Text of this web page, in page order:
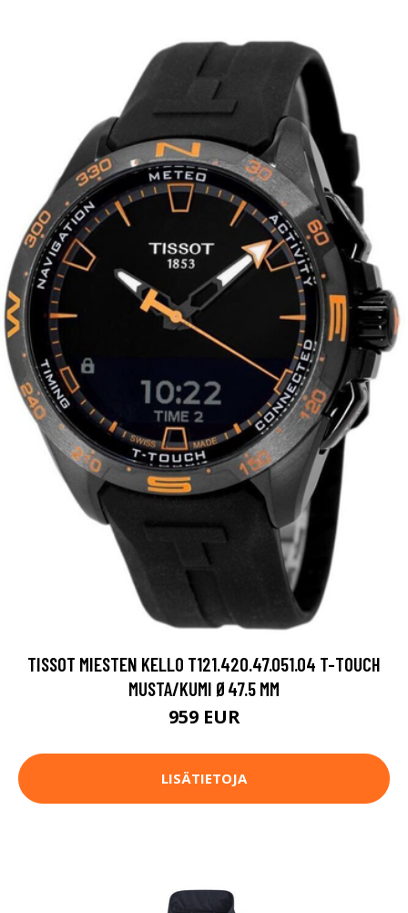
TISSOT MIESTEN KELLO T121.420.47.051.04 T-TOUCH
MUSTA/KUMI Ø47.5 MM
959 EUR
LISÄTIETOJA